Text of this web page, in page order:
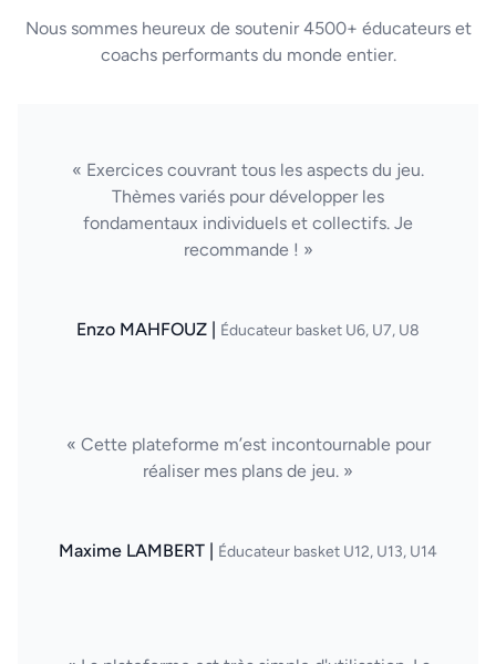
Nous sommes heureux de soutenir 4500+ éducateurs et
coachs performants du monde entier.
« Exercices couvrant tous les aspects du jeu.
Thèmes variés pour développer les
fondamentaux individuels et collectifs. Je
recommande ! »
Enzo MAHFOUZ | Éducateur basket U6, U7, U8
« Cette plateforme m’est incontournable pour
réaliser mes plans de jeu. »
Maxime LAMBERT | Éducateur basket U12, U13, U14